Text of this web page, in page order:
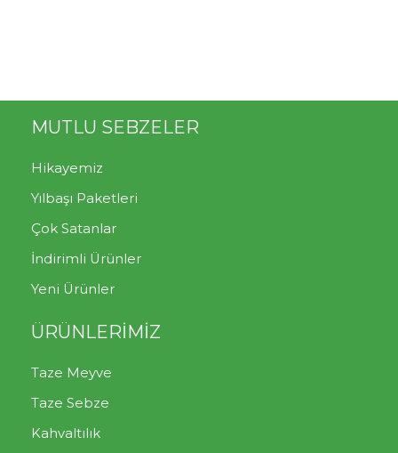
MUTLU SEBZELER
Hikayemiz
Yılbaşı Paketleri
Çok Satanlar
İndirimli Ürünler
Yeni Ürünler
ÜRÜNLERİMİZ
Taze Meyve
Taze Sebze
Kahvaltılık